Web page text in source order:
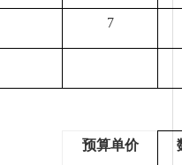
7
预算单价